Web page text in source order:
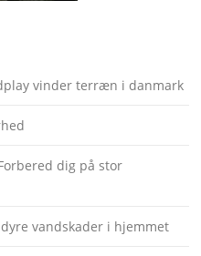
vinder terræn i danmark
dig på stor
vandskader i hjemmet